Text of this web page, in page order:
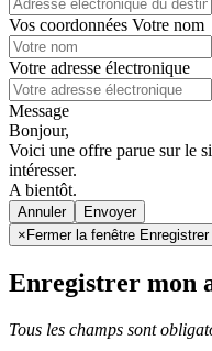
Vos coordonnées Votre nom
Votre adresse électronique
Message
Bonjour,
Voici une offre parue sur le
intéresser.
A bientôt.
Annuler
× Fermer la fenêtre
Enregistrer mon
Tous les champs sont